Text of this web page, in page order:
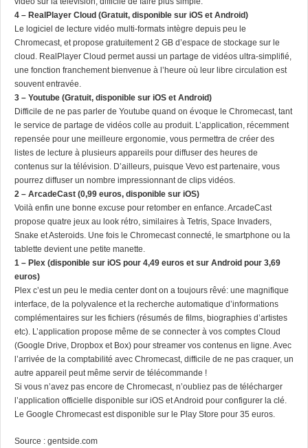
4 – RealPlayer Cloud (Gratuit, disponible sur iOS et Android)
Le logiciel de lecture vidéo multi-formats intègre depuis peu le
Chromecast, et propose gratuitement 2 GB d’espace de stockage sur le
cloud. RealPlayer Cloud permet aussi un partage de vidéos ultra-simplifié,
une fonction franchement bienvenue à l’heure où leur libre circulation est
souvent entravée.
3 – Youtube (Gratuit, disponible sur iOS et Android)
Difficile de ne pas parler de Youtube quand on évoque le Chromecast, tant
le service de partage de vidéos colle au produit. L’application, récemment
repensée pour une meilleure ergonomie, vous permettra de créer des
listes de lecture à plusieurs appareils pour diffuser des heures de
contenus sur la télévision. D’ailleurs, puisque Vevo est partenaire, vous
pourrez diffuser un nombre impressionnant de clips vidéos.
2 – ArcadeCast (0,99 euros, disponible sur iOS)
Voilà enfin une bonne excuse pour retomber en enfance. ArcadeCast
propose quatre jeux au look rétro, similaires à Tetris, Space Invaders,
Snake et Asteroids. Une fois le Chromecast connecté, le smartphone ou la
tablette devient une petite manette.
1 – Plex (disponible sur iOS pour 4,49 euros et sur Android pour 3,69
euros)
Plex c’est un peu le media center dont on a toujours rêvé: une magnifique
interface, de la polyvalence et la recherche automatique d’informations
complémentaires sur les fichiers (résumés de films, biographies d’artistes
etc). L’application propose même de se connecter à vos comptes Cloud
(Google Drive, Dropbox et Box) pour streamer vos contenus en ligne. Avec
l’arrivée de la comptabilité avec Chromecast, difficile de ne pas craquer, un
autre appareil peut même servir de télécommande !
Si vous n’avez pas encore de Chromecast, n’oubliez pas de télécharger
l’application officielle disponible sur iOS et Android pour configurer la clé.
Le Google Chromecast est disponible sur le Play Store pour 35 euros.
Source : gentside.com